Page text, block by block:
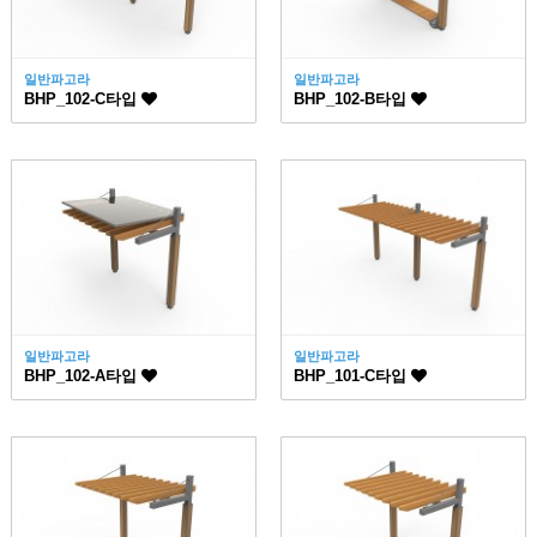
일반파고라
BHP_102-C타입
일반파고라
BHP_102-B타입
일반파고라
BHP_102-A타입
일반파고라
BHP_101-C타입